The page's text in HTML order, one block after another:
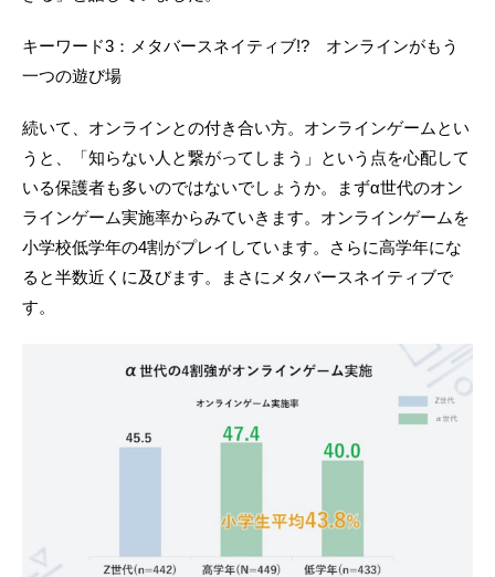
キーワード3：メタバースネイティブ!? オンラインがもう
一つの遊び場
続いて、オンラインとの付き合い方。オンラインゲームとい
うと、「知らない人と繋がってしまう」という点を心配して
いる保護者も多いのではないでしょうか。まずα世代のオン
ラインゲーム実施率からみていきます。オンラインゲームを
小学校低学年の4割がプレイしています。さらに高学年にな
ると半数近くに及びます。まさにメタバースネイティブで
す。